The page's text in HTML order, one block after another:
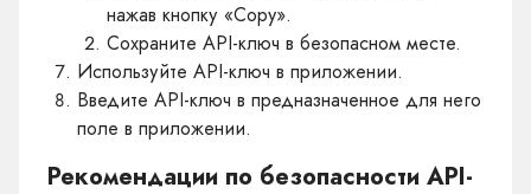
нажав кнопку «Copy».
Сохраните API-ключ в безопасном месте.
Используйте API-ключ в приложении.
Введите API-ключ в предназначенное для него
поле в приложении.
Рекомендации по безопасности API-